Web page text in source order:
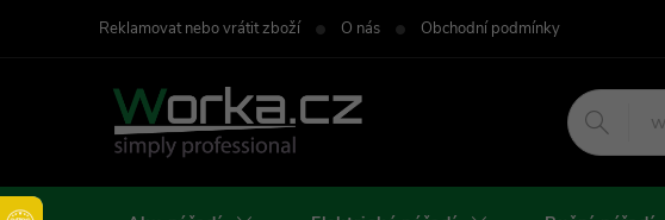
Reklamovat nebo vrátit zboží O nás Obchodní podmínky